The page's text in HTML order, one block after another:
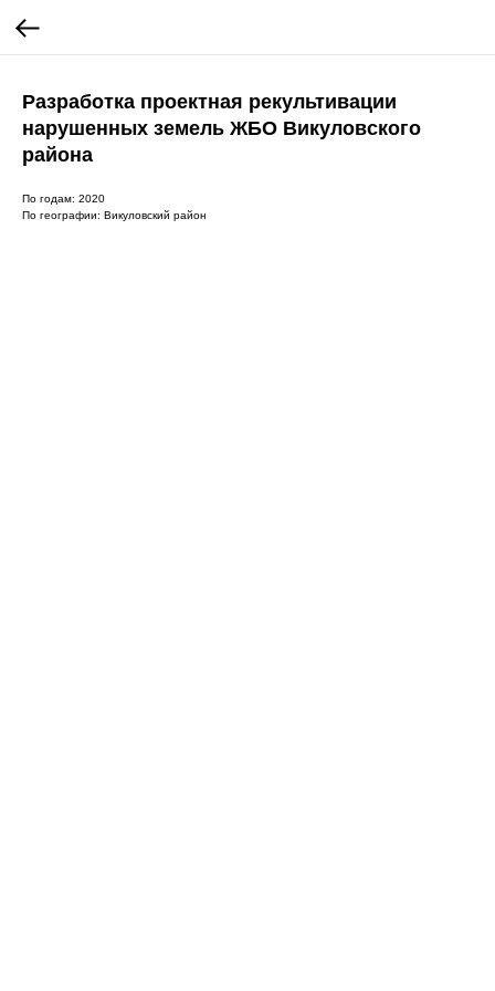
Разработка проектная рекультивации
нарушенных земель ЖБО Викуловского
района
По годам: 2020
По географии: Викуловский район